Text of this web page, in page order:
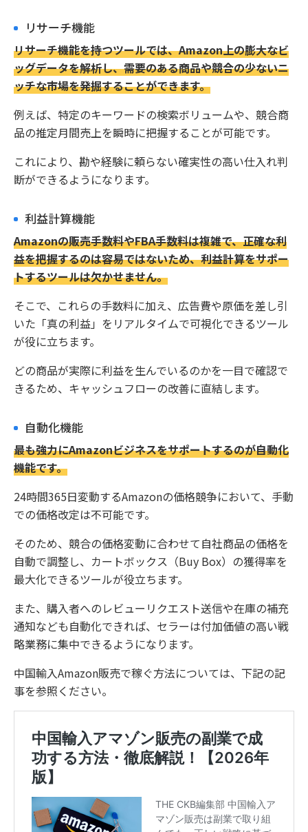
リサーチ機能
リサーチ機能を持つツールでは、Amazon上の膨大なビ
ッグデータを解析し、需要のある商品や競合の少ないニ
ッチな市場を発掘することができます。
例えば、特定のキーワードの検索ボリュームや、競合商
品の推定月間売上を瞬時に把握することが可能です。
これにより、勘や経験に頼らない確実性の高い仕入れ判
断ができるようになります。
利益計算機能
Amazonの販売手数料やFBA手数料は複雑で、正確な利
益を把握するのは容易ではないため、利益計算をサポー
トするツールは欠かせません。
そこで、これらの手数料に加え、広告費や原価を差し引
いた「真の利益」をリアルタイムで可視化できるツール
が役に立ちます。
どの商品が実際に利益を生んでいるのかを一目で確認で
きるため、キャッシュフローの改善に直結します。
自動化機能
最も強力にAmazonビジネスをサポートするのが自動化
機能です。
24時間365日変動するAmazonの価格競争において、手動
での価格改定は不可能です。
そのため、競合の価格変動に合わせて自社商品の価格を
自動で調整し、カートボックス（Buy Box）の獲得率を
最大化できるツールが役立ちます。
また、購入者へのレビューリクエスト送信や在庫の補充
通知なども自動化できれば、セラーは付加価値の高い戦
略業務に集中できるようになります。
中国輸入Amazon販売で稼ぐ方法については、下記の記
事を参照ください。